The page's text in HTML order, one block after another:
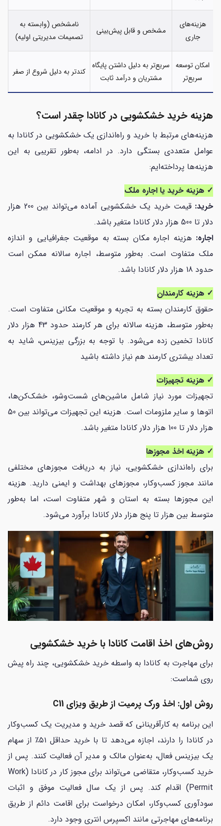
هزینه‌های
جاری
مشخص و قابل پیش‌بینی
نامشخص (وابسته به
تصمیمات مدیریتی اولیه)
امکان توسعه
سریع‌تر
سریع‌تر به دلیل داشتن پایگاه
مشتریان و درآمد ثابت
کندتر به دلیل شروع از صفر
هزینه خرید خشکشویی در کانادا چقدر است؟
هزینه‌های مرتبط با خرید و راه‌اندازی یک خشکشویی در کانادا به
عوامل متعددی بستگی دارد. در ادامه، به‌طور تقریبی به این
هزینه‌ها پرداخته‌ایم:
✓ هزینه خرید یا اجاره ملک
خرید:
قیمت خرید یک خشکشویی آماده می‌تواند بین 200 هزار
دلار تا 500 هزار دلار کانادا متغیر باشد.
اجاره: هزینه اجاره مکان بسته به موقعیت جغرافیایی و اندازه
ملک متفاوت است. به‌طور متوسط، اجاره سالانه ممکن است
حدود 18 هزار دلار کانادا باشد.
✓ هزینه کارمندان
حقوق کارمندان بسته به تجربه و موقعیت مکانی متفاوت است.
به‌طور متوسط، هزینه سالانه برای هر کارمند حدود 43 هزار دلار
کانادا تخمین زده می‌شود. با توجه به بزرگی بیزینس، شاید به
تعداد بیشتری کارمند هم نیاز داشته باشید
✓ هزینه تجهیزات
تجهیزات مورد نیاز شامل ماشین‌های شست‌وشو، خشک‌کن‌ها،
اتوها و سایر ملزومات است. هزینه این تجهیزات می‌تواند بین 50
هزار دلار تا 100 هزار دلار کانادا متغیر باشد.
✓ هزینه اخذ مجوزها
برای راه‌اندازی خشکشویی، نیاز به دریافت مجوزهای مختلفی
مانند مجوز کسب‌وکار، مجوزهای بهداشت و ایمنی دارید. هزینه
این مجوزها بسته به استان و شهر متفاوت است، اما به‌طور
متوسط بین هزار تا پنج هزار دلار کانادا برآورد می‌شود.
روش‌های اخذ اقامت کانادا با خرید خشکشویی
برای مهاجرت به کانادا به واسطه خرید خشکشویی، چند راه پیش
روی شماست:
روش اول: اخذ ورک پرمیت از طریق ویزای C11
این برنامه به کارآفرینانی که قصد خرید و مدیریت یک کسب‌وکار
در کانادا را دارند، اجازه می‌دهد تا با خرید حداقل ۵۱٪ از سهام
یک بیزینس فعال، به‌عنوان مالک و مدیر آن فعالیت کنند. پس از
خرید کسب‌وکار، متقاضی می‌تواند برای مجوز کار در کانادا (Work
Permit) اقدام کند. پس از یک سال فعالیت موفق و اثبات
سودآوری کسب‌وکار، امکان درخواست برای اقامت دائم از طریق
برنامه‌های مهاجرتی مانند اکسپرس انتری وجود دارد.